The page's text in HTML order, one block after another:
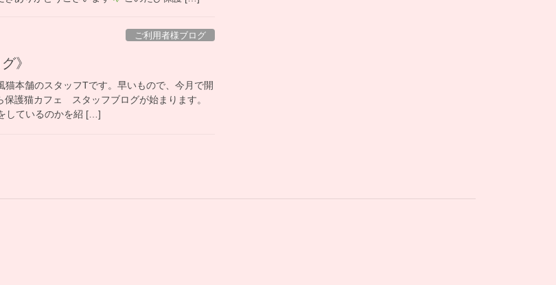
ご利用者様ブログ
》
本舗のスタッフTです。早いもので、今月で開
護猫カフェ スタッフブログが始まります。
しているのかを紹 […]